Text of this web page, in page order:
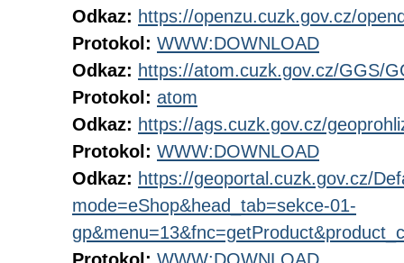
Odkaz: https://openzu.cuzk.gov.cz/
Protokol: WWW:DOWNLOAD
Odkaz: https://atom.cuzk.gov.cz/GGS/
Protokol: atom
Odkaz: https://ags.cuzk.gov.cz/
Protokol: WWW:DOWNLOAD
Odkaz: https://geoportal.cuzk.gov.cz/
mode=eShop&head_tab=sekce-01-